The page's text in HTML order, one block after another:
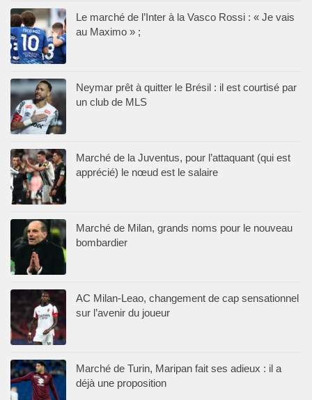
Le marché de l’Inter à la Vasco Rossi : « Je vais
au Maximo » ;
Neymar prêt à quitter le Brésil : il est courtisé par
un club de MLS
Marché de la Juventus, pour l’attaquant (qui est
apprécié) le nœud est le salaire
Marché de Milan, grands noms pour le nouveau
bombardier
AC Milan-Leao, changement de cap sensationnel
sur l’avenir du joueur
Marché de Turin, Maripan fait ses adieux : il a
déjà une proposition